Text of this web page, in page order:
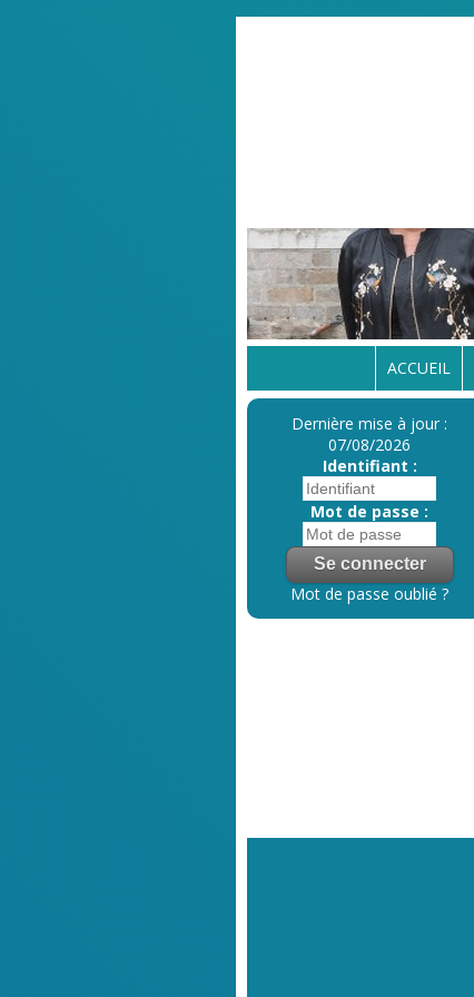
ACCUEIL
Dernière mise à jour :
07/08/2026
Identifiant :
Mot de passe :
Mot de passe oublié ?